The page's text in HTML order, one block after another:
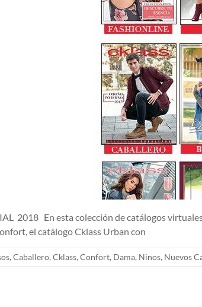
2018 En esta colección de catálogos
el catálogo Cklass Urban con
, Caballero, Cklass, Confort, Dama, Ninos, Nuevos